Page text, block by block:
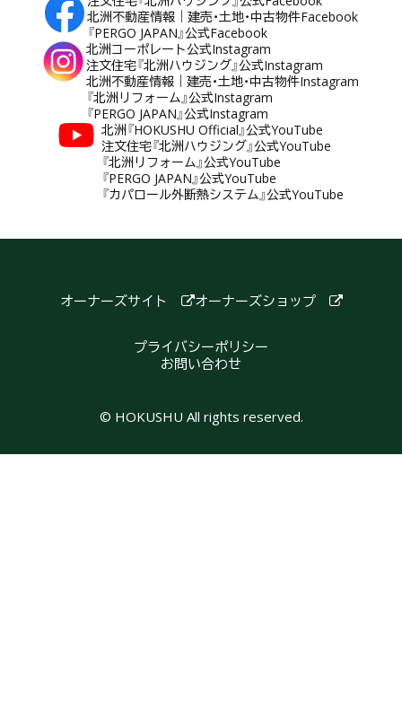
北洲不動産情報｜建売・土地・中古物件Facebook
『PERGO JAPAN』公式Facebook
北洲コーポレート公式Instagram
注文住宅『北洲ハウジング』公式Instagram
北洲不動産情報｜建売・土地・中古物件Instagram
『北洲リフォーム』公式Instagram
『PERGO JAPAN』公式Instagram
北洲『HOKUSHU Official』公式YouTube
注文住宅『北洲ハウジング』公式YouTube
『北洲リフォーム』公式YouTube
『PERGO JAPAN』公式YouTube
『カパロール外断熱システム』公式YouTube
オーナーズサイト オーナーズショップ
プライバシーポリシー
お問い合わせ
© HOKUSHU All rights reserved.